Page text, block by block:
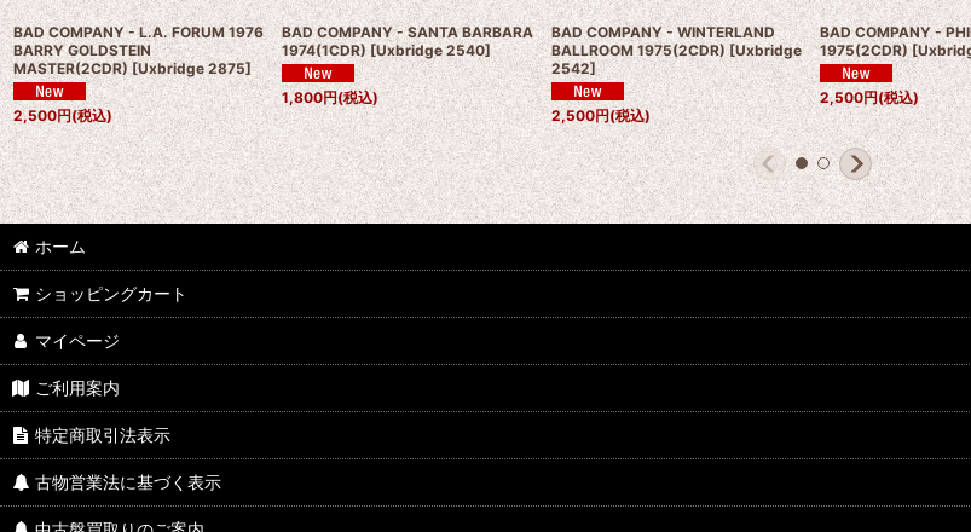
BAD COMPANY - L.A. FORUM 1976
BARRY GOLDSTEIN
MASTER(2CDR) [Uxbridge 2875]
2,500円(税込)
BAD COMPANY - SANTA BARBARA
1974(1CDR) [Uxbridge 2540]
1,800円(税込)
BAD COMPANY - WINTERLAND
BALLROOM 1975(2CDR) [Uxbridge
2542]
2,500円(税込)
BAD COMPANY -
1975(2CDR) [
2,500円(税込)
ホーム
ショッピングカート
マイページ
ご利用案内
特定商取引法表示
古物営業法に基づく表示